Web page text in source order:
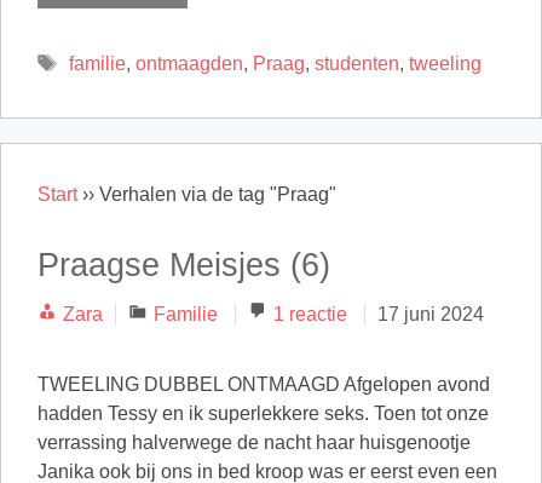
Tags
familie, ontmaagden, Praag, studenten, tweeling
Start›› Verhalen via de tag "Praag"
Praagse Meisjes (6)
Zara Categorieën
Familie 1 reactie 17 juni 2024
TWEELING DUBBEL ONTMAAGD Afgelopen avond
hadden Tessy en ik superlekkere seks. Toen tot onze
verrassing halverwege de nacht haar huisgenootje
Janika ook bij ons in bed kroop was er eerst even een